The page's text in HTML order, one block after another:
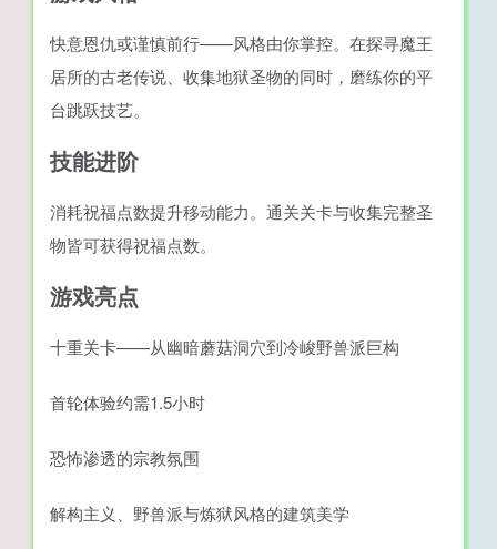
快意恩仇或谨慎前行——风格由你掌控。在探寻魔王
居所的古老传说、收集地狱圣物的同时，磨练你的平
台跳跃技艺。
技能进阶
消耗祝福点数提升移动能力。通关关卡与收集完整圣
物皆可获得祝福点数。
游戏亮点
十重关卡——从幽暗蘑菇洞穴到冷峻野兽派巨构
首轮体验约需1.5小时
恐怖渗透的宗教氛围
解构主义、野兽派与炼狱风格的建筑美学